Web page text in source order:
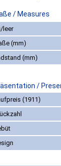
/ Measures
leer
(mm)
(mm)
/
(1911)